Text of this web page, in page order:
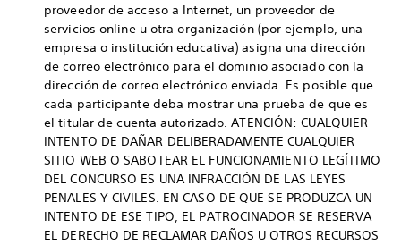
proveedor de acceso a Internet, un proveedor de
servicios online u otra organización (por ejemplo, una
empresa o institución educativa) asigna una dirección
de correo electrónico para el dominio asociado con la
dirección de correo electrónico enviada. Es posible que
cada participante deba mostrar una prueba de que es
el titular de cuenta autorizado. ATENCIÓN: CUALQUIER
INTENTO DE DAÑAR DELIBERADAMENTE CUALQUIER
SITIO WEB O SABOTEAR EL FUNCIONAMIENTO LEGÍTIMO
DEL CONCURSO ES UNA INFRACCIÓN DE LAS LEYES
PENALES Y CIVILES. EN CASO DE QUE SE PRODUZCA UN
INTENTO DE ESE TIPO, EL PATROCINADOR SE RESERVA
EL DERECHO DE RECLAMAR DAÑOS U OTROS RECURSOS